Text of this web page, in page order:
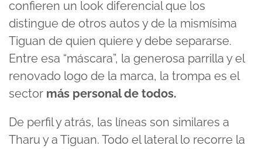
confieren un look diferencial que los
distingue de otros autos y de la mismísima
Tiguan de quien quiere y debe separarse.
Entre esa “máscara”, la generosa parrilla y el
renovado logo de la marca, la trompa es el
sector más personal de todos.
De perfil y atrás, las líneas son similares a
Tharu y a Tiguan. Todo el lateral lo recorre la